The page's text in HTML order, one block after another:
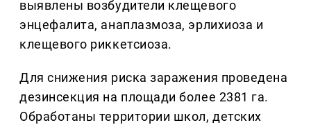
выявлены возбудители клещевого
энцефалита, анаплазмоза, эрлихиоза и
клещевого риккетсиоза.
Для снижения риска заражения проведена
дезинсекция на площади более 2381 га.
Обработаны территории школ, детских